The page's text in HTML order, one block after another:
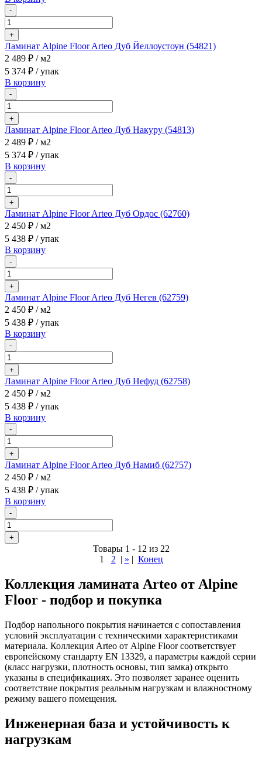
-
+
Ламинат Alpine Floor Arteo Дуб Йеллоустоун (54821)
2 489 ₽ / м2
5 374 ₽ / упак
В корзину
-
+
Ламинат Alpine Floor Arteo Дуб Накуру (54813)
2 489 ₽ / м2
5 374 ₽ / упак
В корзину
-
+
Ламинат Alpine Floor Arteo Дуб Ордос (62760)
2 450 ₽ / м2
5 438 ₽ / упак
В корзину
-
+
Ламинат Alpine Floor Arteo Дуб Негев (62759)
2 450 ₽ / м2
5 438 ₽ / упак
В корзину
-
+
Ламинат Alpine Floor Arteo Дуб Нефуд (62758)
2 450 ₽ / м2
5 438 ₽ / упак
В корзину
-
+
Ламинат Alpine Floor Arteo Дуб Намиб (62757)
2 450 ₽ / м2
5 438 ₽ / упак
В корзину
-
+
Товары 1 - 12 из 22
1
2 | » | Конец
Коллекция ламината Arteo от Alpine
Floor - подбор и покупка
Подбор напольного покрытия начинается с сопоставления
условий эксплуатации с техническими характеристиками
материала. Коллекция Arteo от Alpine Floor соответствует
европейскому стандарту EN 13329, а параметры каждой серии
(класс нагрузки, плотность основы, тип замка) открыто
указаны в спецификациях. Это позволяет заранее оценить
соответствие покрытия реальным нагрузкам и влажностному
режиму вашего помещения.
Инженерная база и устойчивость к
нагрузкам